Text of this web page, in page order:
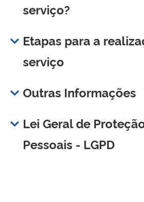
serviço?
Etapas para a
serviço
Outras Informações
Lei Geral de
Pessoais - LGPD